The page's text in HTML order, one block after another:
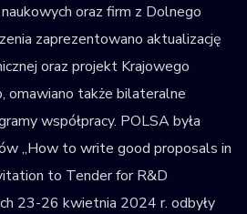
oraz firm z Dolnego
zaprezentowano aktualizację
oraz projekt Krajowego
omawiano także bilateralne
współpracy. POLSA była
„How to write good proposals in
to Tender for R&D
23-26 kwietnia 2024 r. odbyły